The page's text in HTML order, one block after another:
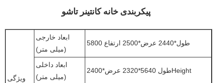
پیکربندی خانه کانتینر تاشو
ویژگی
ابعاد خارجی
(میلی متر)
5800 طول*2440 عرض*2500 ارتفاع
ابعاد داخلی
(میلی متر)
طول 5640*2320 عرض*2400Height